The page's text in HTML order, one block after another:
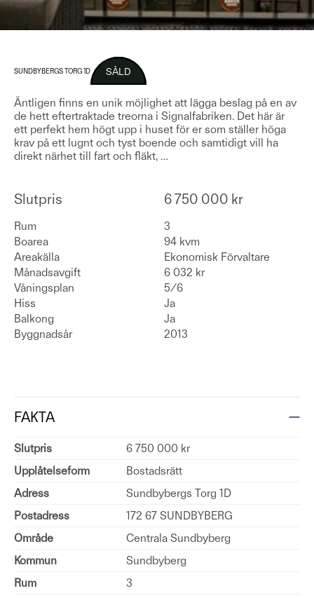
SUNDBYBERGS TORG 1D SÅLD
Äntligen finns en unik möjlighet att lägga beslag på en av
de hett eftertraktade treorna i Signalfabriken. Det här är
ett perfekt hem högt upp i huset för er som ställer höga
krav på ett lugnt och tyst boende och samtidigt vill ha
direkt närhet till fart och fläkt, …
Slutpris 6 750 000 kr
Rum
3
Boarea
94 kvm
Areakälla
Ekonomisk Förvaltare
Månadsavgift
6 032 kr
Våningsplan
5/6
Hiss
Ja
Balkong
Ja
Byggnadsår
2013
FAKTA
Slutpris
6 750 000 kr
Upplåtelseform
Bostadsrätt
Adress
Sundbybergs Torg 1D
Postadress
172 67 SUNDBYBERG
Område
Centrala Sundbyberg
Kommun
Sundbyberg
Rum
3